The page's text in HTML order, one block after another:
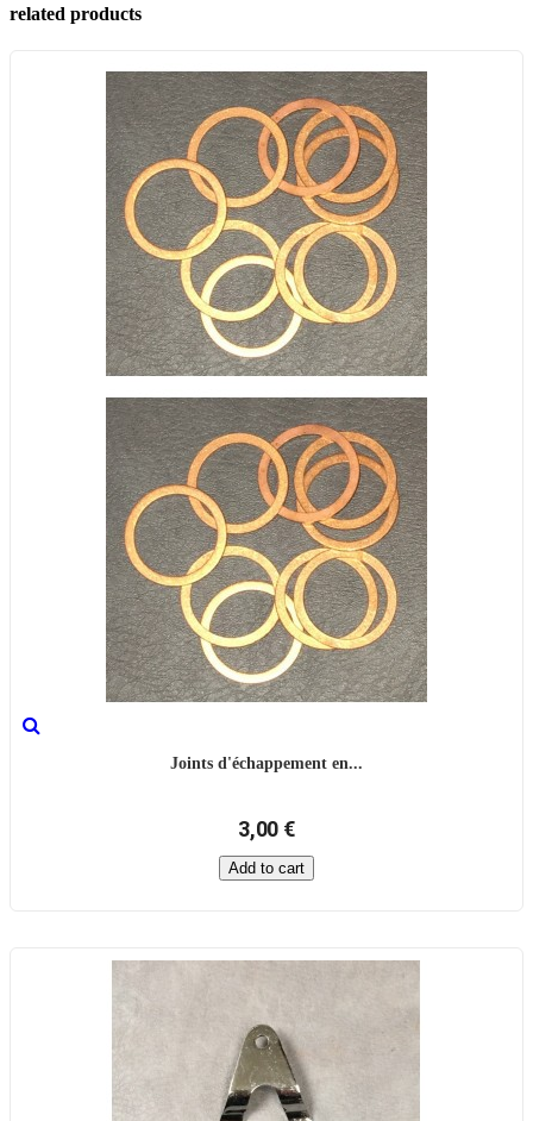
related products
Joints d'échappement en...
3,00 €
Add to cart